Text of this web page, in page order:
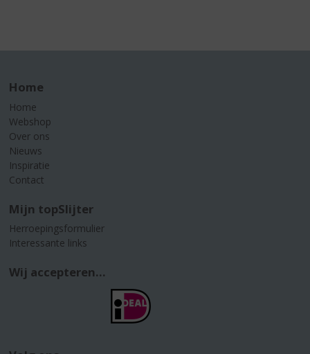
Home
Home
Webshop
Over ons
Nieuws
Inspiratie
Contact
Mijn topSlijter
Herroepingsformulier
Interessante links
Wij accepteren...